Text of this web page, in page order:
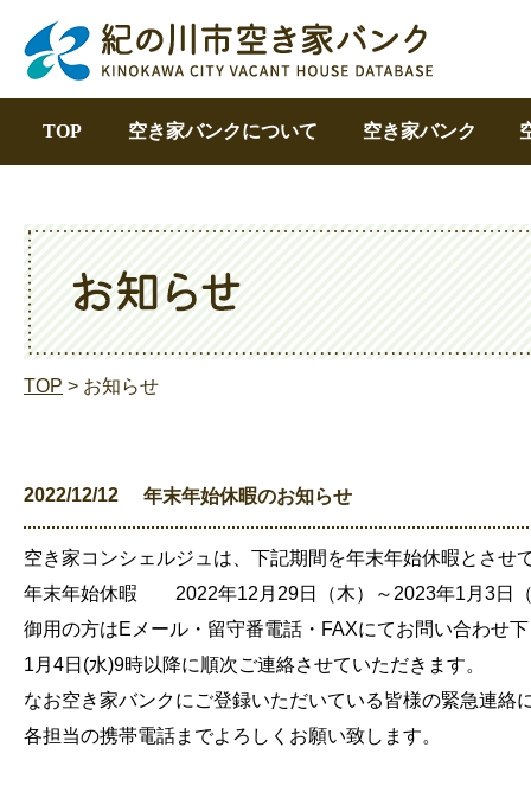
TOP 空き家バンクについて 空き家バンク
TOP > お知らせ
2022/12/12 年末年始休暇のお知らせ
空き家コンシェルジュは、下記期間を年末年始休暇とさせ
年末年始休暇 2022年12月29日（木）～2023年1月3日
御用の方はEメール・留守番電話・FAXにてお問い合わせ
1月4日(水)9時以降に順次ご連絡させていただきます。
なお空き家バンクにご登録いただいている皆様の緊急連絡
各担当の携帯電話までよろしくお願い致します。